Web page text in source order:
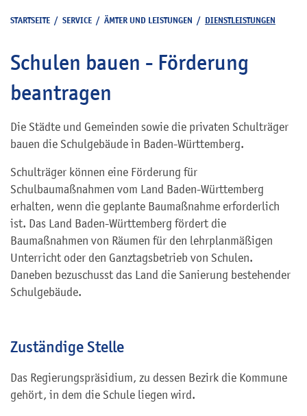
STARTSEITE / SERVICE / ÄMTER UND LEISTUNGEN / DIENSTLEISTUNGEN
Schulen bauen - Förderung
beantragen
Die Städte und Gemeinden sowie die privaten Schulträger
bauen die Schulgebäude in Baden-Württemberg.
Schulträger können eine Förderung für
Schulbaumaßnahmen vom Land Baden-Württemberg
erhalten, wenn die geplante Baumaßnahme erforderlich
ist. Das Land Baden-Württemberg fördert die
Baumaßnahmen von Räumen für den lehrplanmäßigen
Unterricht oder den Ganztagsbetrieb von Schulen.
Daneben bezuschusst das Land die Sanierung bestehender
Schulgebäude.
Zuständige Stelle
Das Regierungspräsidium, zu dessen Bezirk die Kommune
gehört, in dem die Schule liegen wird.